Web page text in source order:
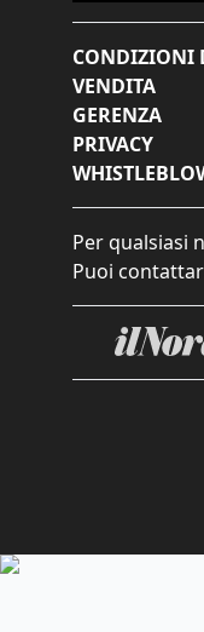
CONDIZIONI
VENDITA
GERENZA
PRIVACY
Per qualsiasi
Puoi